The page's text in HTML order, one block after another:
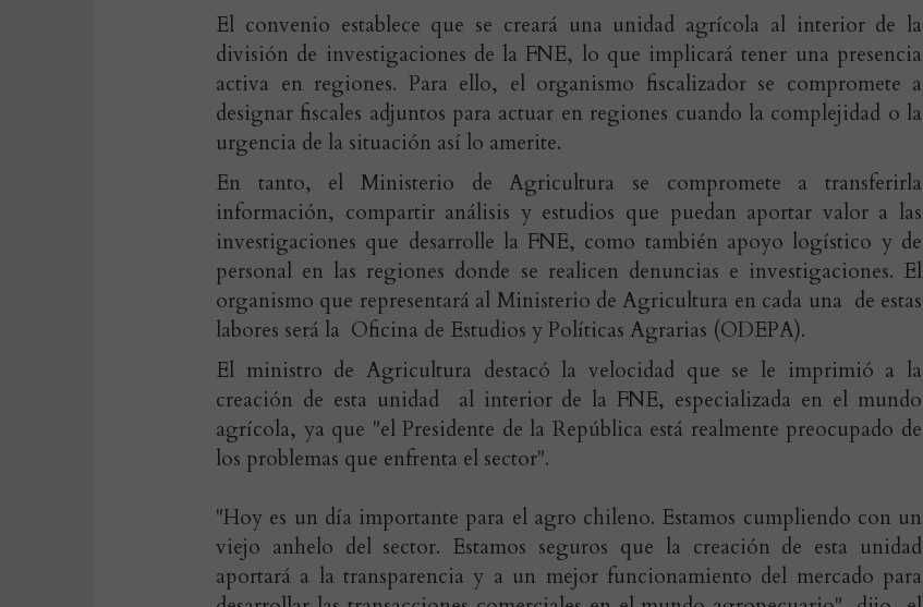
El convenio establece que se creará una unidad agrícola al interior de la
división de investigaciones de la FNE, lo que implicará tener una presencia
activa en regiones. Para ello, el organismo fiscalizador se compromete a
designar fiscales adjuntos para actuar en regiones cuando la complejidad o la
urgencia de la situación así lo amerite.
En tanto, el Ministerio de Agricultura se compromete a transferirla
información, compartir análisis y estudios que puedan aportar valor a las
investigaciones que desarrolle la FNE, como también apoyo logístico y de
personal en las regiones donde se realicen denuncias e investigaciones. El
organismo que representará al Ministerio de Agricultura en cada una de estas
labores será la Oficina de Estudios y Políticas Agrarias (ODEPA).
El ministro de Agricultura destacó la velocidad que se le imprimió a la
creación de esta unidad al interior de la FNE, especializada en el mundo
agrícola, ya que "el Presidente de la República está realmente preocupado de
los problemas que enfrenta el sector".
"Hoy es un día importante para el agro chileno. Estamos cumpliendo con un
viejo anhelo del sector. Estamos seguros que la creación de esta unidad
aportará a la transparencia y a un mejor funcionamiento del mercado para